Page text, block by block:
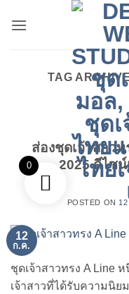
TAG
ส่องชุดเจ้าสาว
2025 ดีไซน์
POSTED ON
12
ก.ค.
ชุดเจ้าสาวทรง A Line
เจ้าสาวที่ได้รับความนิ
0